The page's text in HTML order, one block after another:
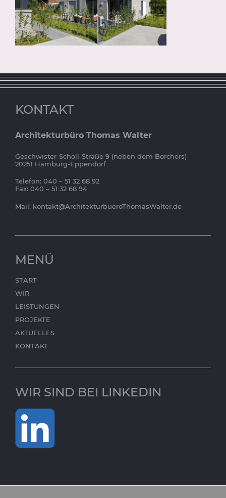
KONTAKT
Architekturbüro Thomas Walter
Geschwister-Scholl-Straße 9 (neben dem Borchers)
20251 Hamburg-Eppendorf
Telefon: 040 – 51 32 68 92
Fax: 040 – 51 32 68 94
Mail: kontakt@ArchitekturbueroThomasWalter.de
MENÜ
START
WIR
LEISTUNGEN
PROJEKTE
AKTUELLES
KONTAKT
WIR SIND BEI LINKEDIN